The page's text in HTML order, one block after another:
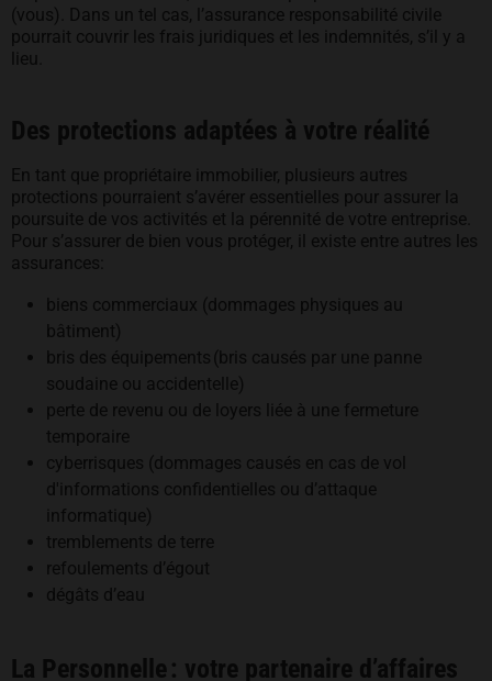
(vous). Dans un tel cas, l’assurance responsabilité civile
pourrait couvrir les frais juridiques et les indemnités, s’il y a
lieu.
Des protections adaptées à votre réalité
En tant que propriétaire immobilier, plusieurs autres
protections pourraient s’avérer essentielles pour assurer la
poursuite de vos activités et la pérennité de votre entreprise.
Pour s’assurer de bien vous protéger, il existe entre autres les
assurances:
biens commerciaux (dommages physiques au
bâtiment)
bris des équipements (bris causés par une panne
soudaine ou accidentelle)
perte de revenu ou de loyers liée à une fermeture
temporaire
cyberrisques (dommages causés en cas de vol
d'informations confidentielles ou d’attaque
informatique)
tremblements de terre
refoulements d’égout
dégâts d’eau
La Personnelle : votre partenaire d’affaires